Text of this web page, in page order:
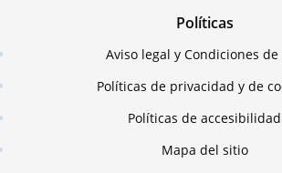
Políticas
Aviso legal y Condiciones de
Políticas de privacidad y de
Políticas de accesibilidad
Mapa del sitio